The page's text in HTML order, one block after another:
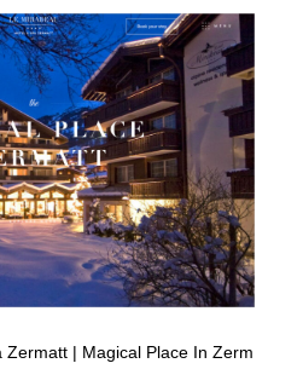
信・放送・TV・ラジオ
舞台・演劇・ミュージカ
舞台・演劇・ミュージカ
152
ト・モデル・芸能事務所
ト・モデル・芸能事務所
ークショップ・コンペティ
ークショップ・コンペティ
77
22
展・博物館・ギャラリー 383
Zermatt | Magical Place In Zerm